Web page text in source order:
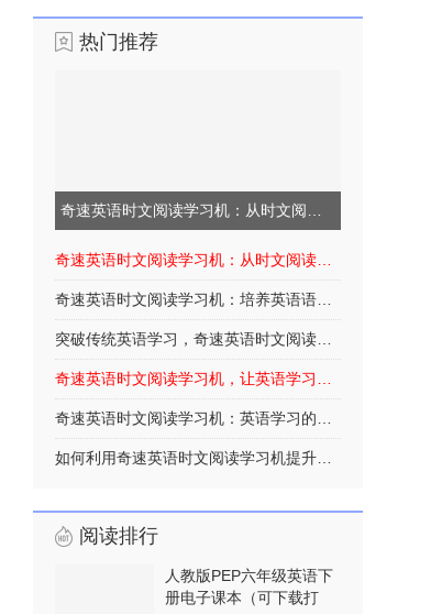
热门推荐
阅读排行
人教版PEP六年级英语下
册电子课本（可下载打